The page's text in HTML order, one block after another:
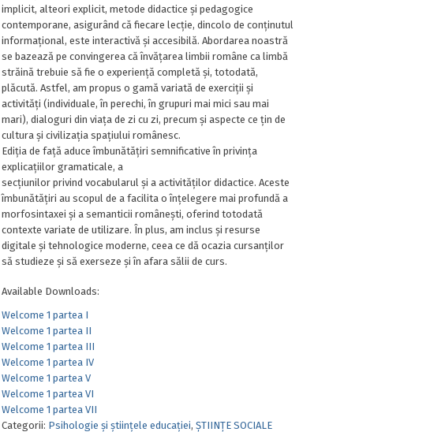
implicit, alteori explicit, metode didactice și pedagogice
contemporane, asigurând că fiecare lecție, dincolo de conținutul
informațional, este interactivă și accesibilă. Abordarea noastră
se bazează pe convingerea că învățarea limbii române ca limbă
străină trebuie să fie o experiență completă și, totodată,
plăcută. Astfel, am propus o gamă variată de exerciții și
activități (individuale, în perechi, în grupuri mai mici sau mai
mari), dialoguri din viața de zi cu zi, precum și aspecte ce țin de
cultura și civilizația spațiului românesc.
Ediția de față aduce îmbunătățiri semnificative în privința
explicațiilor gramaticale, a
secțiunilor privind vocabularul și a activităților didactice. Aceste
îmbunătățiri au scopul de a facilita o înțelegere mai profundă a
morfosintaxei și a semanticii românești, oferind totodată
contexte variate de utilizare. În plus, am inclus și resurse
digitale și tehnologice moderne, ceea ce dă ocazia cursanților
să studieze și să exerseze și în afara sălii de curs.
Available Downloads:
Welcome 1 partea I
Welcome 1 partea II
Welcome 1 partea III
Welcome 1 partea IV
Welcome 1 partea V
Welcome 1 partea VI
Welcome 1 partea VII
Categorii: Psihologie și științele educației, ȘTIINȚE SOCIALE